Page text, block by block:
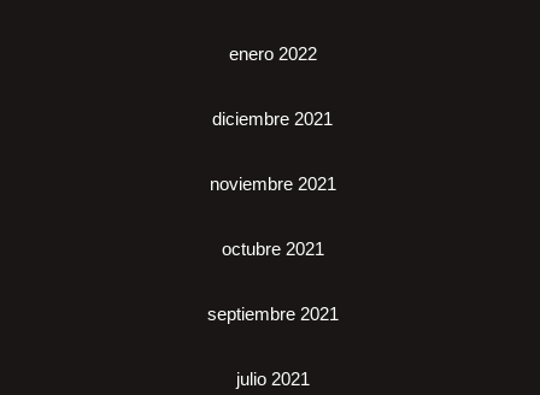
enero 2022
diciembre 2021
noviembre 2021
octubre 2021
septiembre 2021
julio 2021